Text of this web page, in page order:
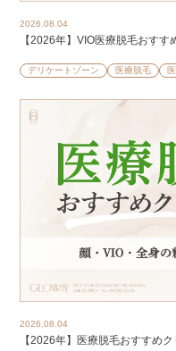
2026.08.04
【2026年】VIO医療脱毛おす
デリケートゾーン 医療脱毛
2026.08.04
【2026年】医療脱毛おすすめ